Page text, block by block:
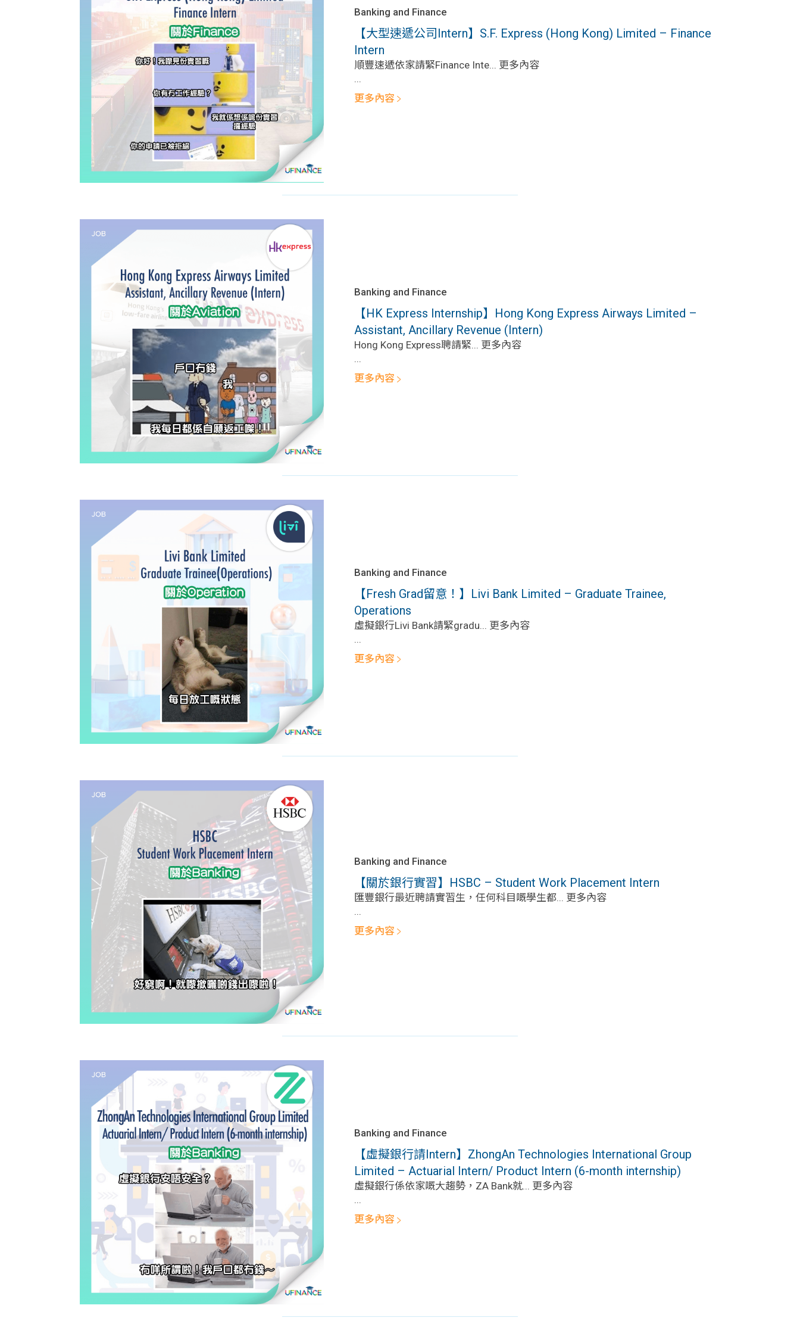
Banking and Finance
【大型速遞公司Intern】S.F. Express (Hong Kong) Limited – Finance
Intern
順豐速遞依家請緊Finance Inte... 更多內容
...
更多內容
Banking and Finance
【HK Express Internship】Hong Kong Express Airways Limited –
Assistant, Ancillary Revenue (Intern)
Hong Kong Express聘請緊... 更多內容
...
更多內容
Banking and Finance
【Fresh Grad留意！】Livi Bank Limited – Graduate Trainee,
Operations
虛擬銀行Livi Bank請緊gradu... 更多內容
...
更多內容
Banking and Finance
【關於銀行實習】HSBC – Student Work Placement Intern
匯豐銀行最近聘請實習生，任何科目嘅學生都... 更多內容
...
更多內容
Banking and Finance
【虛擬銀行請Intern】ZhongAn Technologies International Group
Limited – Actuarial Intern/ Product Intern (6-month internship)
虛擬銀行係依家嘅大趨勢，ZA Bank就... 更多內容
...
更多內容